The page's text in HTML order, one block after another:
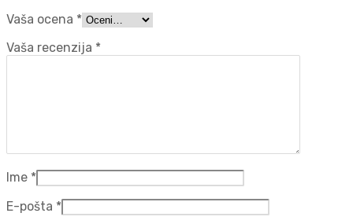
Vaša ocena *
Vaša recenzija *
Ime *
E-pošta *